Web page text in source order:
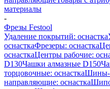
материалы
-
Фрезы Festool
Удаление покрытий: оснастка
оснасткаФрезеры: оснастка
оснасткаЦентры рабочие:
D130Чашки алмазные D150
торцовочные: оснасткаШины-
направляющие: оснастка